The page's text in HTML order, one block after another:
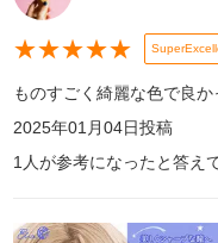
★★★★★
ものすごく綺麗な色で良か
2025年01月04日投稿
1 人が参考になったと答え